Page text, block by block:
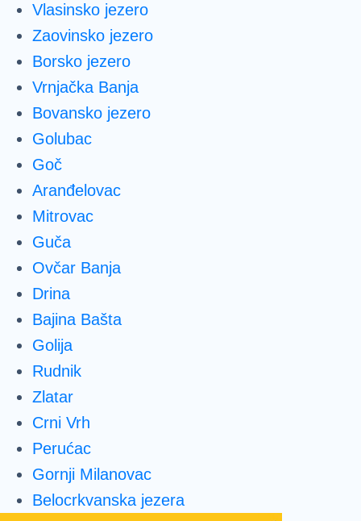
Vlasinsko jezero
Zaovinsko jezero
Borsko jezero
Vrnjačka Banja
Bovansko jezero
Golubac
Goč
Aranđelovac
Mitrovac
Guča
Ovčar Banja
Drina
Bajina Bašta
Golija
Rudnik
Zlatar
Crni Vrh
Perućac
Gornji Milanovac
Belocrkvanska jezera